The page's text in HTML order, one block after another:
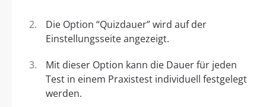
Die Option “Quizdauer” wird auf der
Einstellungsseite angezeigt.
Mit dieser Option kann die Dauer für jeden
Test in einem Praxistest individuell festgelegt
werden.